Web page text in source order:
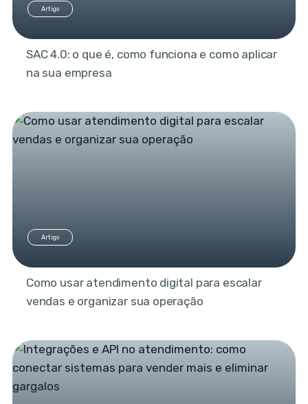
Artigo
SAC 4.0: o que é, como funciona e como aplicar
na sua empresa
Artigo
Como usar atendimento digital para escalar
vendas e organizar sua operação